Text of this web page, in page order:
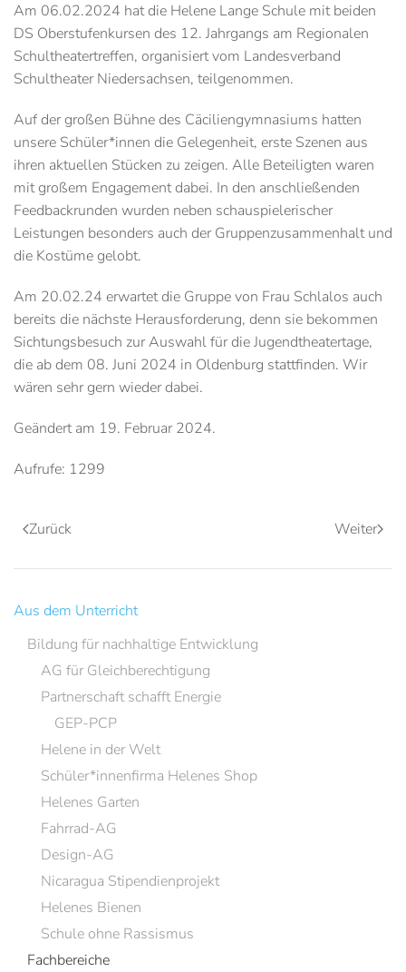
Am 06.02.2024 hat die Helene Lange Schule mit beiden
DS Oberstufenkursen des 12. Jahrgangs am Regionalen
Schultheatertreffen, organisiert vom Landesverband
Schultheater Niedersachsen, teilgenommen.
Auf der großen Bühne des Cäciliengymnasiums hatten
unsere Schüler*innen die Gelegenheit, erste Szenen aus
ihren aktuellen Stücken zu zeigen. Alle Beteiligten waren
mit großem Engagement dabei. In den anschließenden
Feedbackrunden wurden neben schauspielerischer
Leistungen besonders auch der Gruppenzusammenhalt und
die Kostüme gelobt.
Am 20.02.24 erwartet die Gruppe von Frau Schlalos auch
bereits die nächste Herausforderung, denn sie bekommen
Sichtungsbesuch zur Auswahl für die Jugendtheatertage,
die ab dem 08. Juni 2024 in Oldenburg stattfinden. Wir
wären sehr gern wieder dabei.
Geändert am 19. Februar 2024.
Aufrufe: 1299
Zurück Weiter
Aus dem Unterricht
Bildung für nachhaltige Entwicklung
AG für Gleichberechtigung
Partnerschaft schafft Energie
GEP-PCP
Helene in der Welt
Schüler*innenfirma Helenes Shop
Helenes Garten
Fahrrad-AG
Design-AG
Nicaragua Stipendienprojekt
Helenes Bienen
Schule ohne Rassismus
Fachbereiche